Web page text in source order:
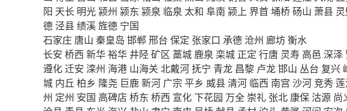
阳 天长 明光颍州 颍东 颍泉 临泉 太和 阜南 颍上 界首埇桥砀山 萧县
德 泾县绩溪旌德 宁国
石家庄 唐山 秦皇岛 邯郸 邢台 保定 张家口 承德 沧州 廊坊衡水
长安 桥西 新华裕华 井陉矿区 藁城 鹿泉 栾城 正定 行唐 灵寿 高邑 深泽
遵化迁安 滦州 海港 山海关 北戴河抚宁 青龙 昌黎 卢龙邯山 丛台 复兴
城 内丘 柏乡 隆尧 巨鹿新河 广宗 平乡 威县清河 临西 南宫 沙河竞秀
州 定州 安国 高碑店 桥东 桥西 宣化下花园 万全 崇礼 张北 康保 沽源 尚